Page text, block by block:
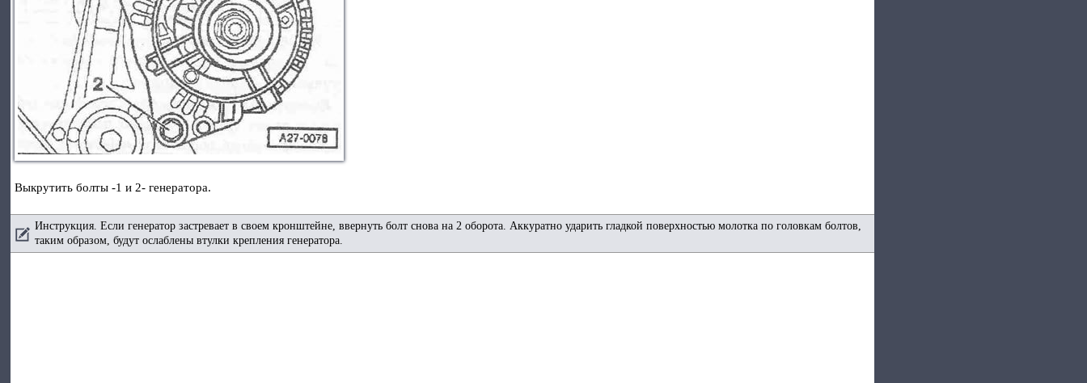
Выкрутить болты -1 и 2- генератора.
Инструкция. Если генератор застревает в своем кронштейне, ввернуть болт снова на 2 оборота. Аккуратно ударить гладкой поверхностью молотка по головкам болтов,
таким образом, будут ослаблены втулки крепления генератора.